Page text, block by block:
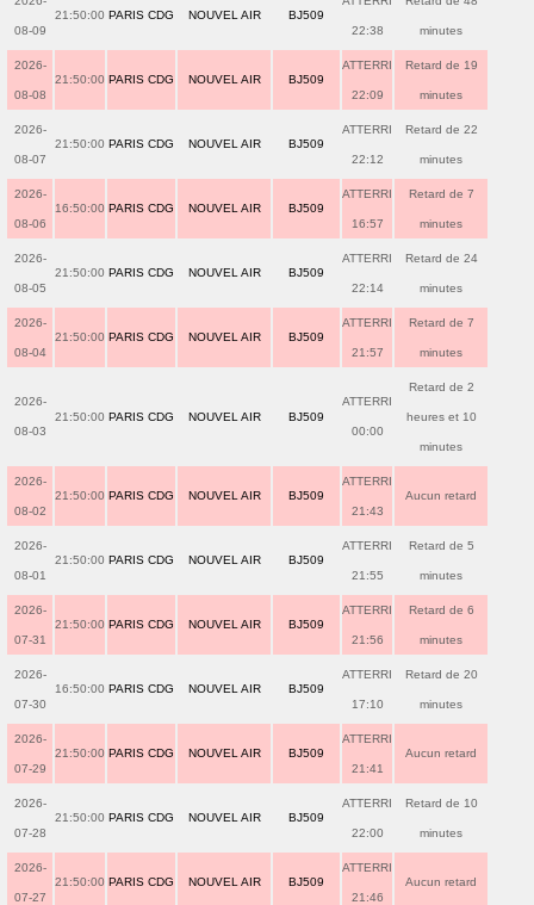
08-09
21:50:00 PARIS CDG NOUVEL AIR BJ509
22:38 minutes
2026-
08-08
21:50:00 PARIS CDG NOUVEL AIR BJ509
ATTERRI
22:09
Retard de 19
minutes
2026-
08-07
21:50:00 PARIS CDG NOUVEL AIR BJ509
ATTERRI
22:12
Retard de 22
minutes
2026-
08-06
16:50:00 PARIS CDG NOUVEL AIR BJ509
ATTERRI
16:57
Retard de 7
minutes
2026-
08-05
21:50:00 PARIS CDG NOUVEL AIR BJ509
ATTERRI
22:14
Retard de 24
minutes
2026-
08-04
21:50:00 PARIS CDG NOUVEL AIR BJ509
ATTERRI
21:57
Retard de 7
minutes
2026-
08-03
21:50:00 PARIS CDG NOUVEL AIR BJ509
ATTERRI
00:00
Retard de 2
heures et 10
minutes
2026-
08-02
21:50:00 PARIS CDG NOUVEL AIR BJ509
ATTERRI
21:43
Aucun retard
2026-
08-01
21:50:00 PARIS CDG NOUVEL AIR BJ509
ATTERRI
21:55
Retard de 5
minutes
2026-
07-31
21:50:00 PARIS CDG NOUVEL AIR BJ509
ATTERRI
21:56
Retard de 6
minutes
2026-
07-30
16:50:00 PARIS CDG NOUVEL AIR BJ509
ATTERRI
17:10
Retard de 20
minutes
2026-
07-29
21:50:00 PARIS CDG NOUVEL AIR BJ509
ATTERRI
21:41
Aucun retard
2026-
07-28
21:50:00 PARIS CDG NOUVEL AIR BJ509
ATTERRI
22:00
Retard de 10
minutes
2026-
07-27
21:50:00 PARIS CDG NOUVEL AIR BJ509
ATTERRI
21:46
Aucun retard